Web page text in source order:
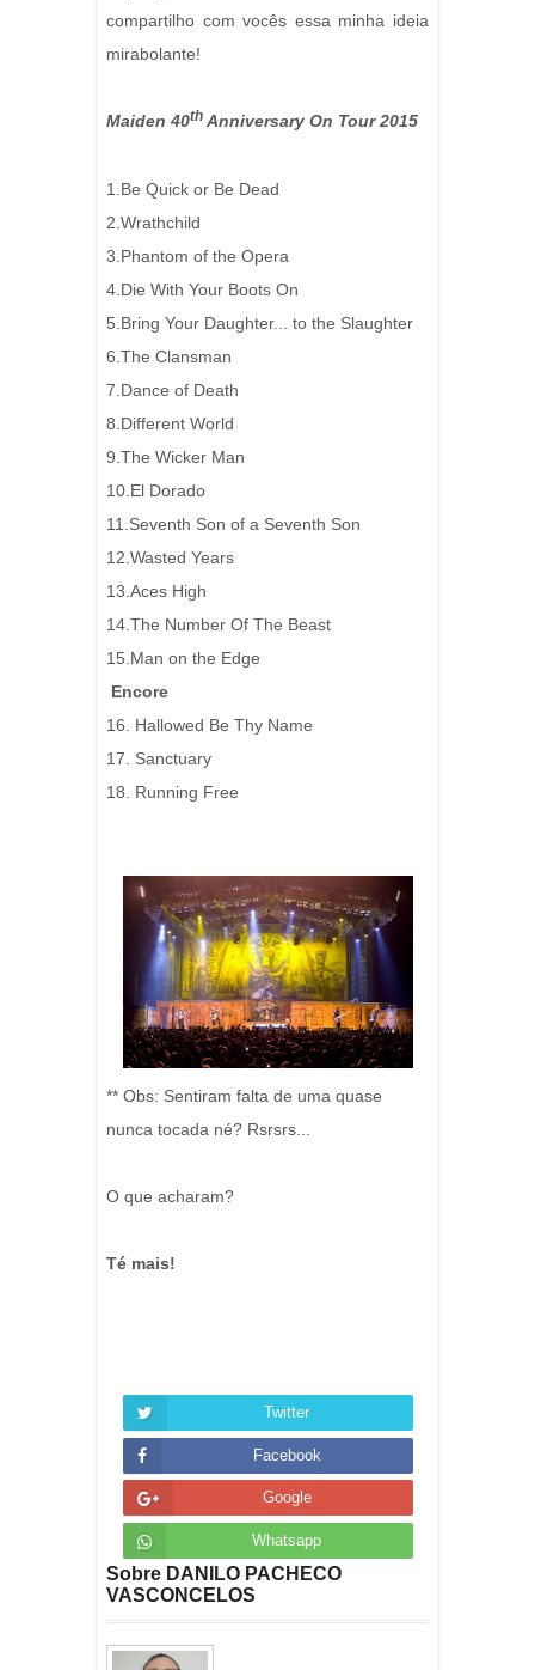
compartilho com vocês essa minha ideia
mirabolante!
Maiden 40th Anniversary On Tour 2015
1.Be Quick or Be Dead
2.Wrathchild
3.Phantom of the Opera
4.Die With Your Boots On
5.Bring Your Daughter... to the Slaughter
6.The Clansman
7.Dance of Death
8.Different World
9.The Wicker Man
10.El Dorado
11.Seventh Son of a Seventh Son
12.Wasted Years
13.Aces High
14.The Number Of The Beast
15.Man on the Edge
Encore
16. Hallowed Be Thy Name
17. Sanctuary
18. Running Free
** Obs: Sentiram falta de uma quase
nunca tocada né? Rsrsrs...
O que acharam?
Té mais!
Twitter
Facebook
Google
Whatsapp
Sobre DANILO PACHECO
VASCONCELOS